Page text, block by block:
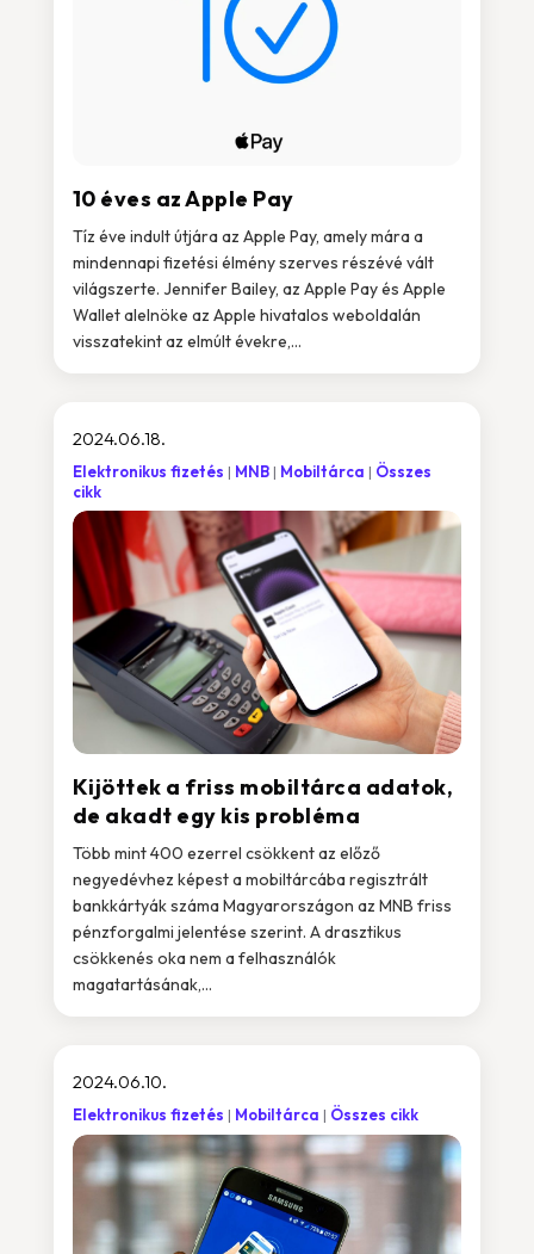
10 éves az Apple Pay
Tíz éve indult útjára az Apple Pay, amely mára a
mindennapi fizetési élmény szerves részévé vált
világszerte. Jennifer Bailey, az Apple Pay és Apple
Wallet alelnöke az Apple hivatalos weboldalán
visszatekint az elmúlt évekre,...
Kijöttek a friss mobiltárca adatok,
de akadt egy kis probléma
2024.06.18.
Elektronikus fizetés MNB Mobiltárca
Összes
cikk
Több mint 400 ezerrel csökkent az előző
negyedévhez képest a mobiltárcába regisztrált
bankkártyák száma Magyarországon az MNB friss
pénzforgalmi jelentése szerint. A drasztikus
csökkenés oka nem a felhasználók
magatartásának,...
2024.06.10.
Elektronikus fizetés Mobiltárca Összes cikk